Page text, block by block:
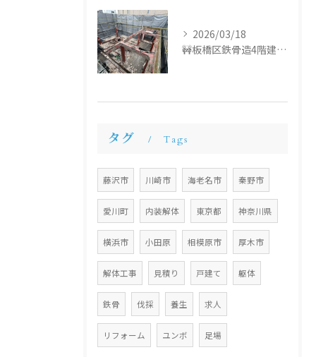
2026/03/18
🚧板橋区鉄骨造4階建て解体工事🚧
タグ Tags
藤沢市 川崎市 海老名市 秦野市
愛川町 内装解体 東京都 神奈川県
横浜市 小田原 相模原市 厚木市
解体工事 見積り 戸建て 躯体
鉄骨 伐採 養生 求人
リフォーム ユンボ 足場